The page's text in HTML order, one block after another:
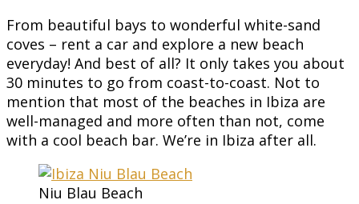
From beautiful bays to wonderful white-sand
coves – rent a car and explore a new beach
everyday! And best of all? It only takes you about
30 minutes to go from coast-to-coast. Not to
mention that most of the beaches in Ibiza are
well-managed and more often than not, come
with a cool beach bar. We’re in Ibiza after all.
Niu Blau Beach